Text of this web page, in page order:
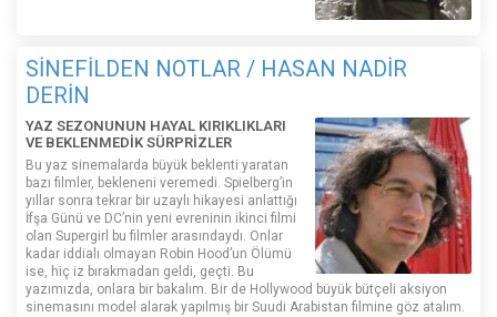
SİNEFİLDEN NOTLAR / HASAN NADİR
DERİN
YAZ SEZONUNUN HAYAL KIRIKLIKLARI
VE BEKLENMEDİK SÜRPRİZLER
Bu yaz sinemalarda büyük beklenti yaratan
bazı filmler, bekleneni veremedi. Spielberg’in
yıllar sonra tekrar bir uzaylı hikayesi anlattığı
İfşa Günü ve DC’nin yeni evreninin ikinci filmi
olan Supergirl bu filmler arasındaydı. Onlar
kadar iddialı olmayan Robin Hood’un Ölümü
ise, hiç iz bırakmadan geldi, geçti. Bu
yazımızda, onlara bir bakalım. Bir de Hollywood büyük bütçeli aksiyon
sinemasını model alarak yapılmış bir Suudi Arabistan filmine göz atalım.